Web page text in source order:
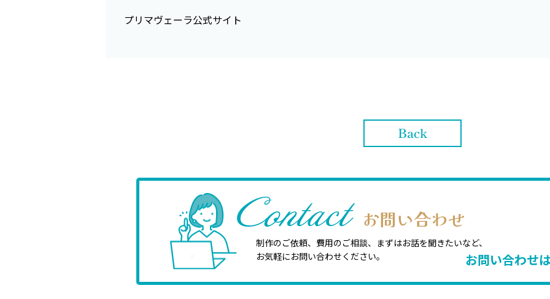
プリマヴェーラ公式サイト
Back
Contact お問い合わせ
制作のご依頼、費用のご相談、まずはお話を聞きたいなど、
お気軽にお問い合わせください。
お問い合わせ